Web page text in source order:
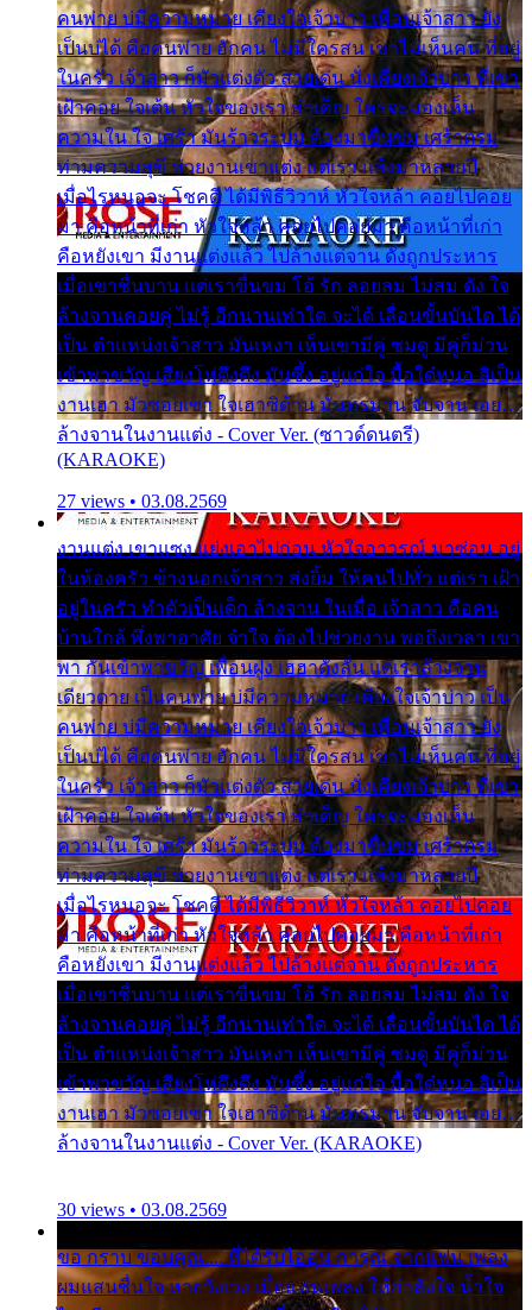
คนพ่าย บ่มีความหมาย เคียงใจเจ้าบ่าว เพื่อนเจ้าสาว ยัง
เป็นบ่ได้ คือคนพ่าย ฮักคน ไม่มีใครสน เขาไม่เห็นคน ที่อยู่
ในครัว เจ้าสาว ก็มัวแต่งตัว สวยเด่น นั่งเคียงเจ้าบ่าว ที่เขา
เฝ้าคอย ใจเต้น หัวใจของเรา ลำเค็ญ ใครจะมองเห็น
ความใน ใจ เศร้า มันร้าวระบม ต้องมาขื่นขม เศร้าตรม
ท่ามความสุขี ช่วยงานเขาแต่ง แต่เรา แล้งมาหลายปี
เมื่อไรหนอจะ โชคดี ได้มีพิธีวิวาห์ หัวใจหล้า คอยไปคอย
มา คือหน้าที่เก่า หัวใจหล้า คอยไปคอยมา คือหน้าที่เก่า
คือหยังเขา มีงานแต่งแล้ว ไปล้างแต่จาน ดั่งถูกประหาร
เมื่อเขาชื่นบาน แต่เราขื่นขม โอ้ รัก ลอยลม ไม่สม ดัง ใจ
ล้างจานคอยคู่ ไม่รู้ อีกนานเท่าใด จะได้ เลื่อนขั้นบันได ได้
เป็น ตำแหน่งเจ้าสาว มันเหงา เห็นเขามีคู่ ซมดู มีคู่ก็ม่วน
เข้าพาขวัญ เสียงโห่ตึงตึง มันซึ้ง อยู่แก่ใจ มื้อใด๋หนอ สิเป็น
งานเฮา มัวซอยเขา ใจเฮาซิด้าน มันทรมาน จับจาน เอย…
ล้างจานในงานแต่ง - Cover Ver. (ซาวด์ดนตรี)
(KARAOKE)
27 views • 03.08.2569
งานแต่ง เขาแซง แย่งเอาไปก่อน หัวใจอาวรณ์ มาซ่อน อยู่
ในห้องครัว ข้างนอกเจ้าสาว ส่งยิ้ม ให้คนไปทั่ว แต่เรา เฝ้า
อยู่ในครัว ทำตัวเป็นเด็ก ล้างจาน ในเมื่อ เจ้าสาว คือคน
บ้านใกล้ พึ่งพาอาศัย จำใจ ต้องไปช่วยงาน พอถึงเวลา เขา
พา กันเข้าพาขวัญ เพื่อนฝูง เฮฮาดังลั่น แต่เราล้างจาน
เดียวดาย เป็นคนพ่าย บ่มีความหมาย เคียงใจเจ้าบ่าว เป็น
คนพ่าย บ่มีความหมาย เคียงใจเจ้าบ่าว เพื่อนเจ้าสาว ยัง
เป็นบ่ได้ คือคนพ่าย ฮักคน ไม่มีใครสน เขาไม่เห็นคน ที่อยู่
ในครัว เจ้าสาว ก็มัวแต่งตัว สวยเด่น นั่งเคียงเจ้าบ่าว ที่เขา
เฝ้าคอย ใจเต้น หัวใจของเรา ลำเค็ญ ใครจะมองเห็น
ความใน ใจ เศร้า มันร้าวระบม ต้องมาขื่นขม เศร้าตรม
ท่ามความสุขี ช่วยงานเขาแต่ง แต่เรา แล้งมาหลายปี
เมื่อไรหนอจะ โชคดี ได้มีพิธีวิวาห์ หัวใจหล้า คอยไปคอย
มา คือหน้าที่เก่า หัวใจหล้า คอยไปคอยมา คือหน้าที่เก่า
คือหยังเขา มีงานแต่งแล้ว ไปล้างแต่จาน ดั่งถูกประหาร
เมื่อเขาชื่นบาน แต่เราขื่นขม โอ้ รัก ลอยลม ไม่สม ดัง ใจ
ล้างจานคอยคู่ ไม่รู้ อีกนานเท่าใด จะได้ เลื่อนขั้นบันได ได้
เป็น ตำแหน่งเจ้าสาว มันเหงา เห็นเขามีคู่ ซมดู มีคู่ก็ม่วน
เข้าพาขวัญ เสียงโห่ตึงตึง มันซึ้ง อยู่แก่ใจ มื้อใด๋หนอ สิเป็น
งานเฮา มัวซอยเขา ใจเฮาซิด้าน มันทรมาน จับจาน เอย…
ล้างจานในงานแต่ง - Cover Ver. (KARAOKE)
30 views • 03.08.2569
ขอ กราบ ขอบคุณ.... ที่ได้รับไออุ่น การุณ จากแฟน เพลง
ผมแสนชื่นใจ หายวังเวง เมื่อแฟนเพลง ให้กำลังใจ น้ำใจ